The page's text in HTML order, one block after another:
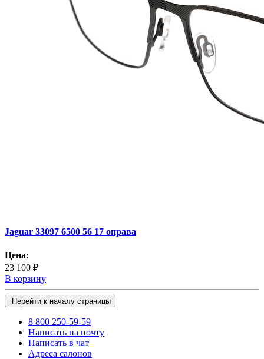
Jaguar 33097 6500 56 17 оправа
Цена:
23 100 ₽
В корзину
Перейти к началу страницы
8 800 250-59-59
Написать на почту
Написать в чат
Адреса салонов